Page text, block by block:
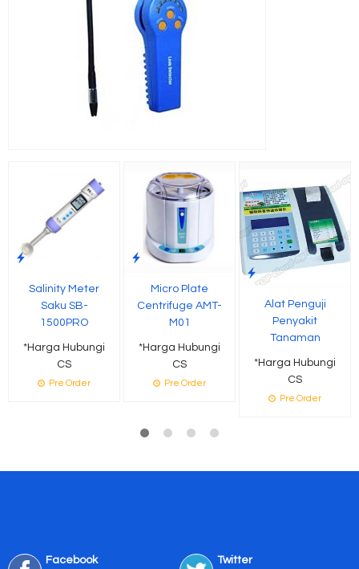
Salinity Meter
Saku SB-
1500PRO
*Harga Hubungi
CS
Pre Order
Micro Plate
Centrifuge AMT-
M01
*Harga Hubungi
CS
Pre Order
Alat Penguji
Penyakit
Tanaman
*Harga Hubungi
CS
Pre Order
Facebook Twitter